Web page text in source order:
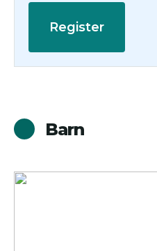
Register
Barn